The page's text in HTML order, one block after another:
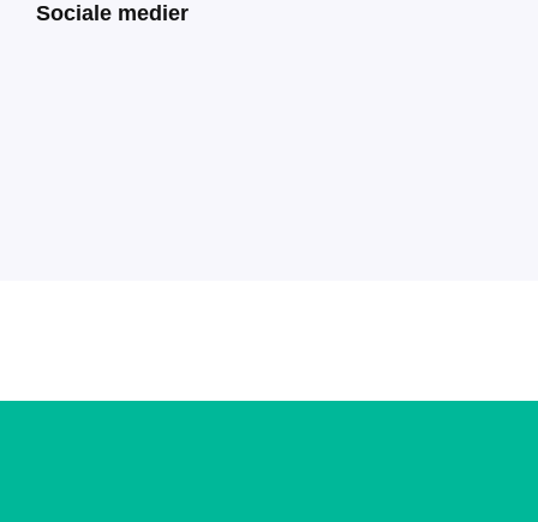
Sociale medier